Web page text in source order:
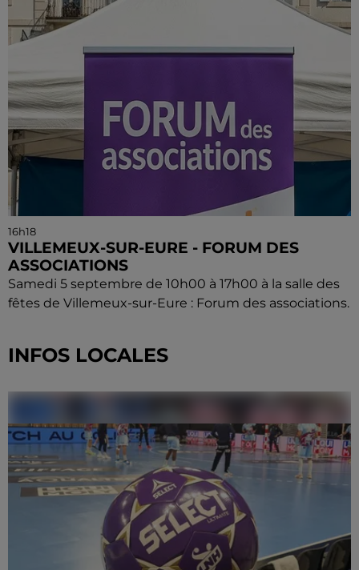
16h18
VILLEMEUX-SUR-EURE - FORUM DES
ASSOCIATIONS
Samedi 5 septembre de 10h00 à 17h00 à la salle des
fêtes de Villemeux-sur-Eure : Forum des associations.
INFOS LOCALES